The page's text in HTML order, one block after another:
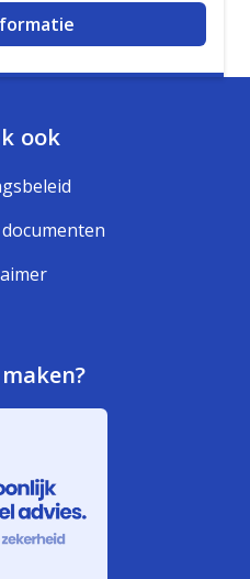
ook